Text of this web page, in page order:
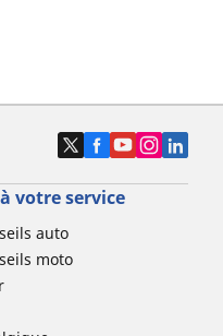
votre service
auto
moto